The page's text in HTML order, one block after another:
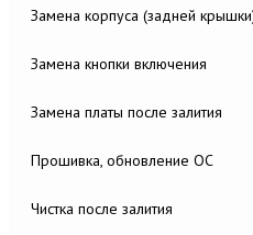
Замена корпуса (задней
Замена кнопки включения
Замена платы после залития
Прошивка, обновление ОС
Чистка после залития